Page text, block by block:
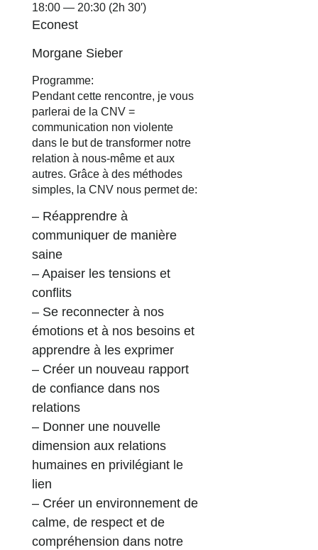
Programme:
Pendant cette rencontre, je vous
parlerai de la CNV =
communication non violente
dans le but de transformer notre
relation à nous-même et aux
autres. Grâce à des méthodes
simples, la CNV nous permet de:
– Réapprendre à
communiquer de manière
saine
– Apaiser les tensions et
conflits
– Se reconnecter à nos
émotions et à nos besoins et
apprendre à les exprimer
– Créer un nouveau rapport
de confiance dans nos
relations
– Donner une nouvelle
dimension aux relations
humaines en privilégiant le
lien
– Créer un environnement de
calme, de respect et de
compréhension dans notre
18:00 — 20:30 (2h 30′)
Econest
Morgane Sieber